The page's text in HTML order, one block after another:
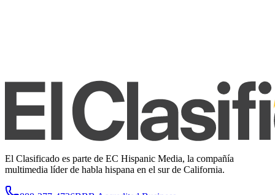
El Clasificado es parte de EC Hispanic Media, la compañía
multimedia líder de habla hispana en el sur de California.